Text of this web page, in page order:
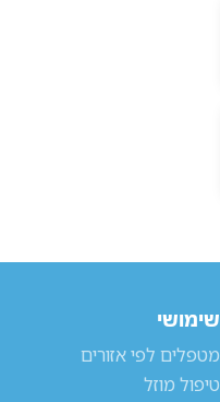
שימושי
מטפלים לפי אזורים
טיפול מוזל